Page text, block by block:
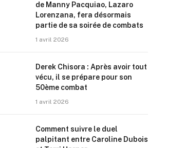
de Manny Pacquiao, Lazaro
Lorenzana, fera désormais
partie de sa soirée de combats
1 avril 2026
Derek Chisora : Après avoir tout
vécu, il se prépare pour son
50ème combat
1 avril 2026
Comment suivre le duel
palpitant entre Caroline Dubois